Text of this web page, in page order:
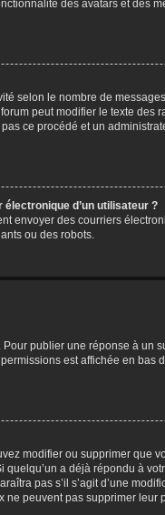
des avatars et des
selon le nombre de
peut modifier le texte
ce procédé et un
d’un utilisateur ?
envoyer des courriers
ou des robots.
publier une réponse à
est affichée en
modifier ou supprimer que
a déjà répondu à
pas s’il s’agit d’une
peuvent pas supprimer